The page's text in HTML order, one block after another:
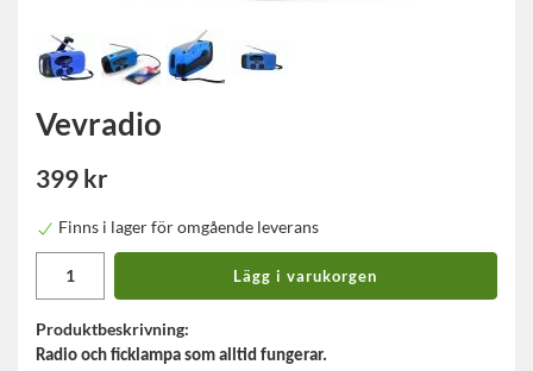
Vevradio
399 kr
Finns i lager för omgående leverans
Lägg i varukorgen
Produktbeskrivning:
Radio och ficklampa som alltid fungerar.